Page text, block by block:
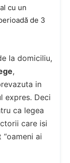
cu un
de 3
la domiciliu,
,
in
expres. Deci
ca legea
care isi
ai